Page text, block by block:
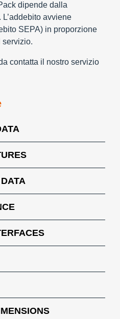
dipende dalla
avviene
SEPA) in proporzione
servizio.
contatta il nostro servizio